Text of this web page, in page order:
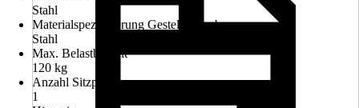
Stahl
Materialspezifizierung Gestell/Unterbau
Stahl
Max. Belastbarkeit
120 kg
Anzahl Sitzplätze
1